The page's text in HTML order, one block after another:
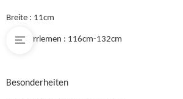
Breite : 11cm
Schulterriemen : 116cm-132cm
Besonderheiten